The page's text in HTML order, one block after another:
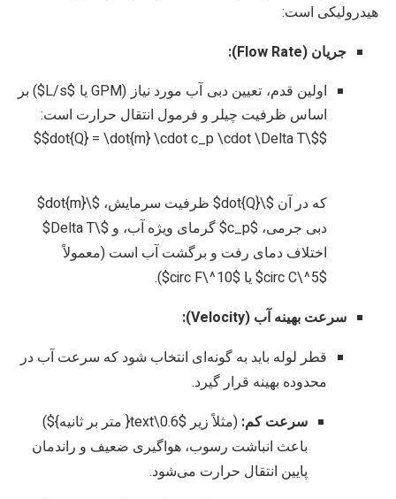
هیدرولیکی است:
جریان (Flow Rate):
اولین قدم، تعیین دبی آب مورد نیاز (GPM یا $L/s$) بر
اساس ظرفیت چیلر و فرمول انتقال حرارت است:
$$\dot{Q} = \dot{m} \cdot c_p \cdot \Delta T$$
که در آن $\dot{Q}$ ظرفیت سرمایش، $\dot{m}$
دبی جرمی، $c_p$ گرمای ویژه آب، و $\Delta T$
اختلاف دمای رفت و برگشت آب است (معمولاً
$5^\circ C$ یا $10^\circ F$).
سرعت بهینه آب (Velocity):
قطر لوله باید به گونه‌ای انتخاب شود که سرعت آب در
محدوده بهینه قرار گیرد.
سرعت کم: (مثلاً زیر $0.6\text{ متر بر ثانیه}$
)
باعث انباشت رسوب، هواگیری ضعیف و راندمان
پایین انتقال حرارت می‌شود.